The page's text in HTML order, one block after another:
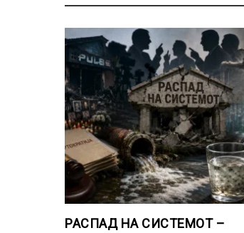
РАСПАД НА СИСТЕМОТ –